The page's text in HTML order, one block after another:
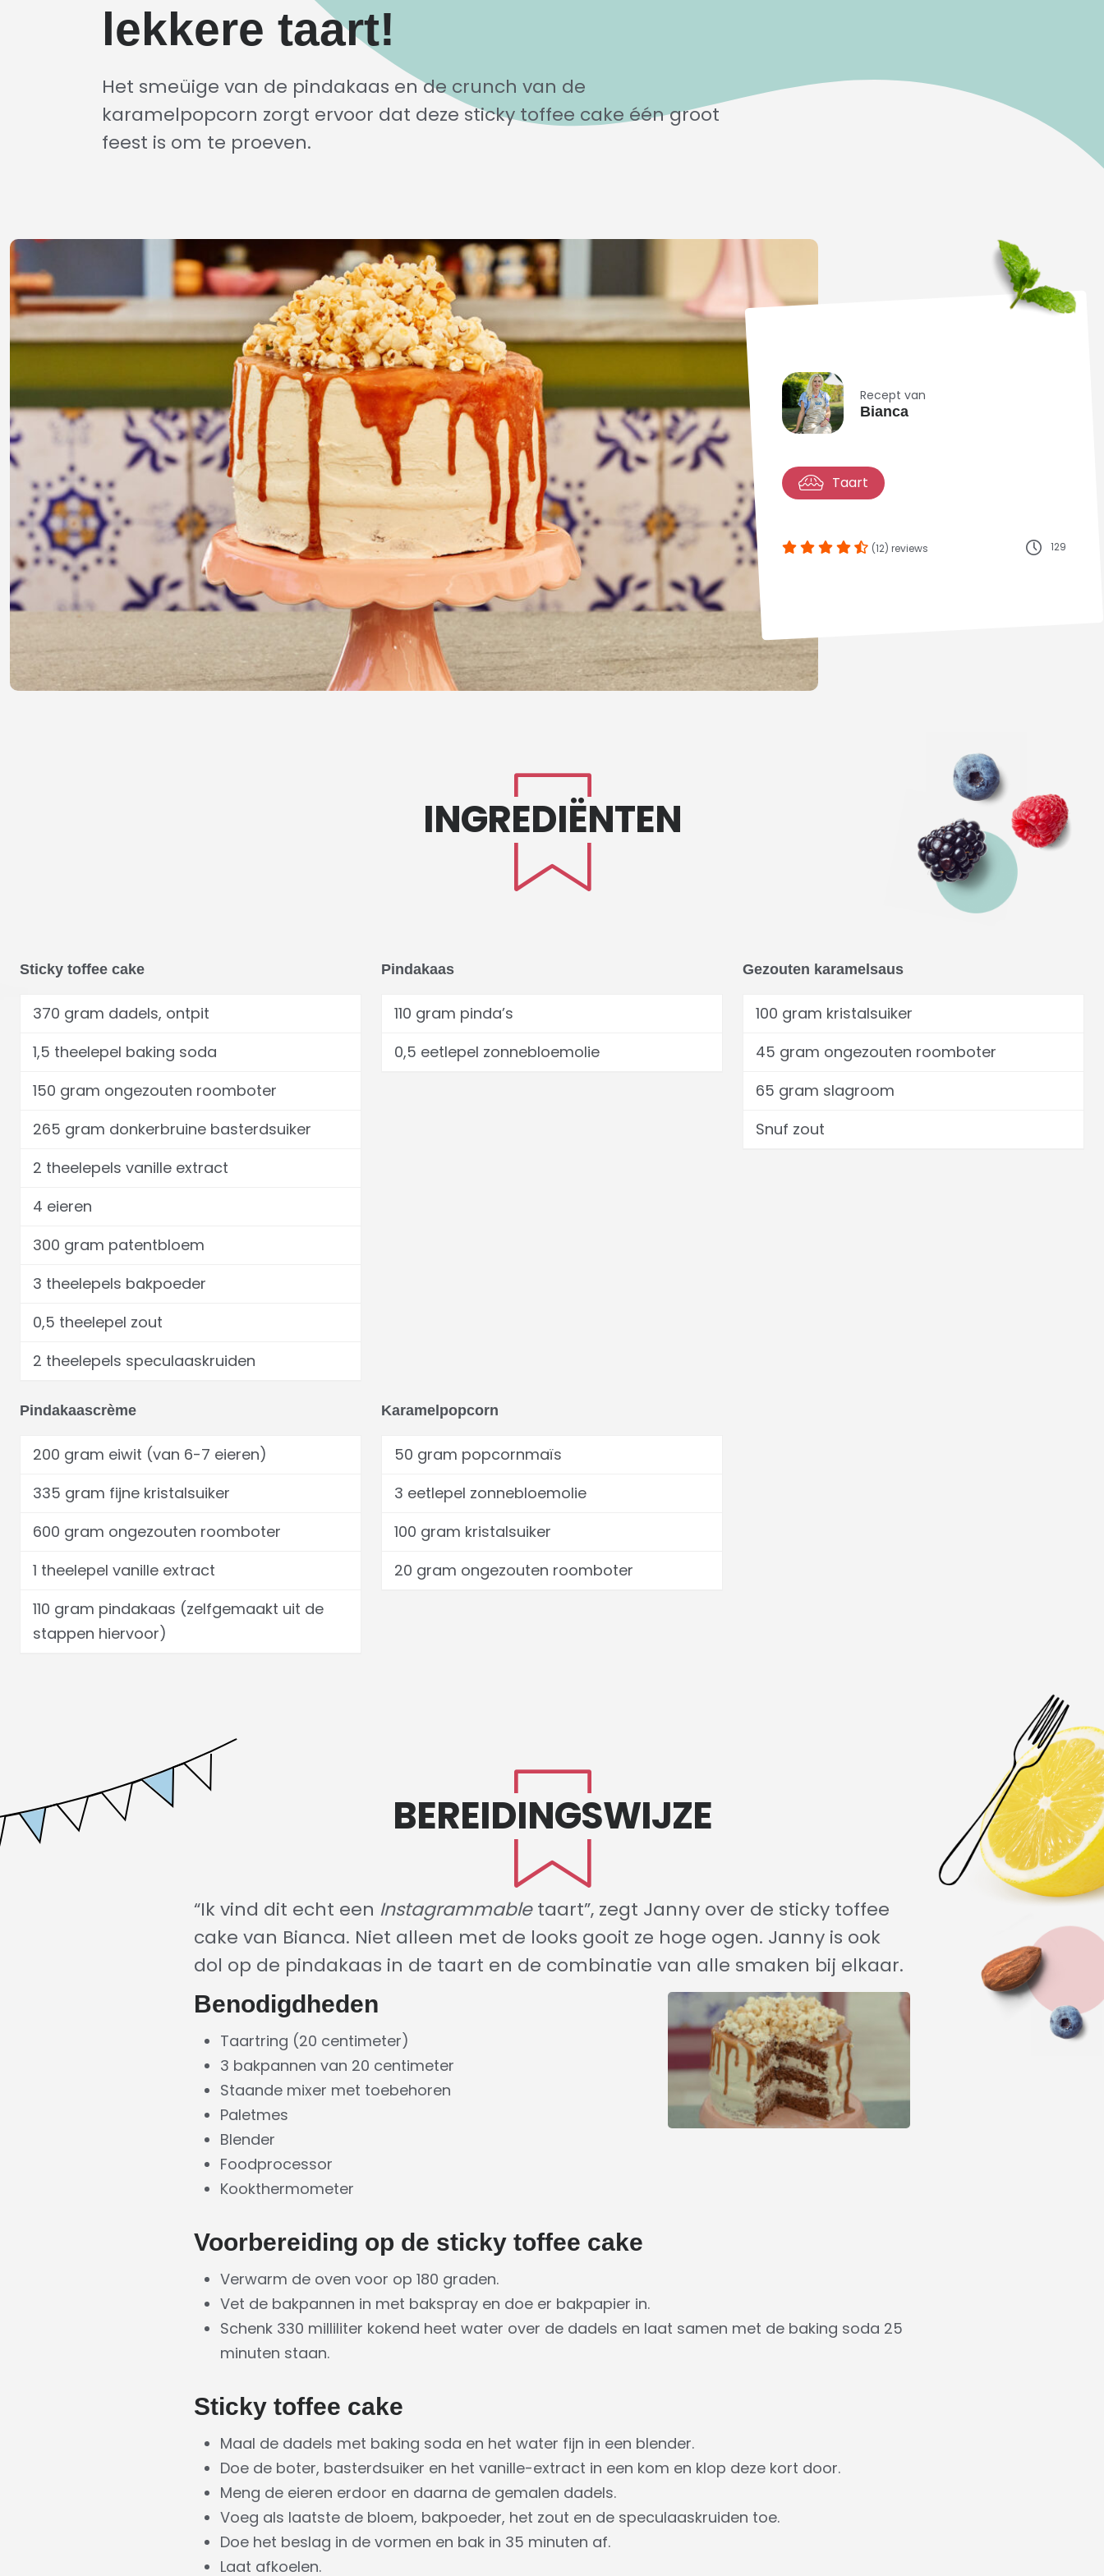
lekkere taart!
Het smeüige van de pindakaas en de crunch van de
karamelpopcorn zorgt ervoor dat deze sticky toffee cake één groot
feest is om te proeven.
Recept van
Bianca
Taart
(12) reviews 129
INGREDIËNTEN
Sticky toffee cake
370 gram dadels, ontpit
1,5 theelepel baking soda
150 gram ongezouten roomboter
265 gram donkerbruine basterdsuiker
2 theelepels vanille extract
4 eieren
300 gram patentbloem
3 theelepels bakpoeder
0,5 theelepel zout
2 theelepels speculaaskruiden
Pindakaas
110 gram pinda’s
0,5 eetlepel zonnebloemolie
Gezouten karamelsaus
100 gram kristalsuiker
45 gram ongezouten roomboter
65 gram slagroom
Snuf zout
Pindakaascrème
200 gram eiwit (van 6-7 eieren)
335 gram fijne kristalsuiker
600 gram ongezouten roomboter
1 theelepel vanille extract
110 gram pindakaas (zelfgemaakt uit de
stappen hiervoor)
Karamelpopcorn
50 gram popcornmaïs
3 eetlepel zonnebloemolie
100 gram kristalsuiker
20 gram ongezouten roomboter
BEREIDINGSWIJZE
“Ik vind dit echt een Instagrammabletaart”, zegt Janny over de sticky toffee
cake van Bianca. Niet alleen met de looks gooit ze hoge ogen. Janny is ook
dol op de pindakaas in de taart en de combinatie van alle smaken bij elkaar.
Benodigdheden
Taartring (20 centimeter)
3 bakpannen van 20 centimeter
Staande mixer met toebehoren
Paletmes
Blender
Foodprocessor
Kookthermometer
Voorbereiding op de sticky toffee cake
Verwarm de oven voor op 180 graden.
Vet de bakpannen in met bakspray en doe er bakpapier in.
Schenk 330 milliliter kokend heet water over de dadels en laat samen met de baking soda 25
minuten staan.
Sticky toffee cake
Maal de dadels met baking soda en het water fijn in een blender.
Doe de boter, basterdsuiker en het vanille-extract in een kom en klop deze kort door.
Meng de eieren erdoor en daarna de gemalen dadels.
Voeg als laatste de bloem, bakpoeder, het zout en de speculaaskruiden toe.
Doe het beslag in de vormen en bak in 35 minuten af.
Laat afkoelen.